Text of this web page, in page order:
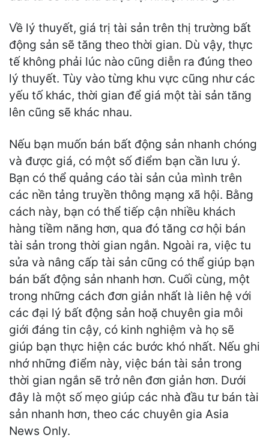
Về lý thuyết, giá trị tài sản trên thị trường bất
động sản sẽ tăng theo thời gian. Dù vậy, thực
tế không phải lúc nào cũng diễn ra đúng theo
lý thuyết. Tùy vào từng khu vực cũng như các
yếu tố khác, thời gian để giá một tài sản tăng
lên cũng sẽ khác nhau.
Nếu bạn muốn bán bất động sản nhanh chóng
và được giá, có một số điểm bạn cần lưu ý.
Bạn có thể quảng cáo tài sản của mình trên
các nền tảng truyền thông mạng xã hội. Bằng
cách này, bạn có thể tiếp cận nhiều khách
hàng tiềm năng hơn, qua đó tăng cơ hội bán
tài sản trong thời gian ngắn. Ngoài ra, việc tu
sửa và nâng cấp tài sản cũng có thể giúp bạn
bán bất động sản nhanh hơn. Cuối cùng, một
trong những cách đơn giản nhất là liên hệ với
các đại lý bất động sản hoặ chuyên gia môi
giới đáng tin cậy, có kinh nghiệm và họ sẽ
giúp bạn thực hiện các bước khó nhất. Nếu ghi
nhớ những điểm này, việc bán tài sản trong
thời gian ngắn sẽ trở nên đơn giản hơn. Dưới
đây là một số mẹo giúp các nhà đầu tư bán tài
sản nhanh hơn, theo các chuyên gia Asia
News Only.